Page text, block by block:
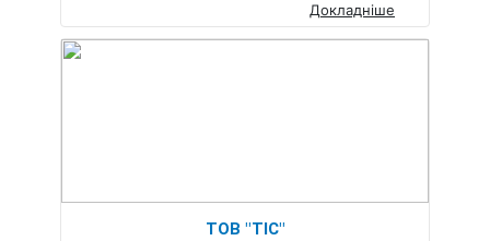
Докладніше
ТОВ "ТІС"